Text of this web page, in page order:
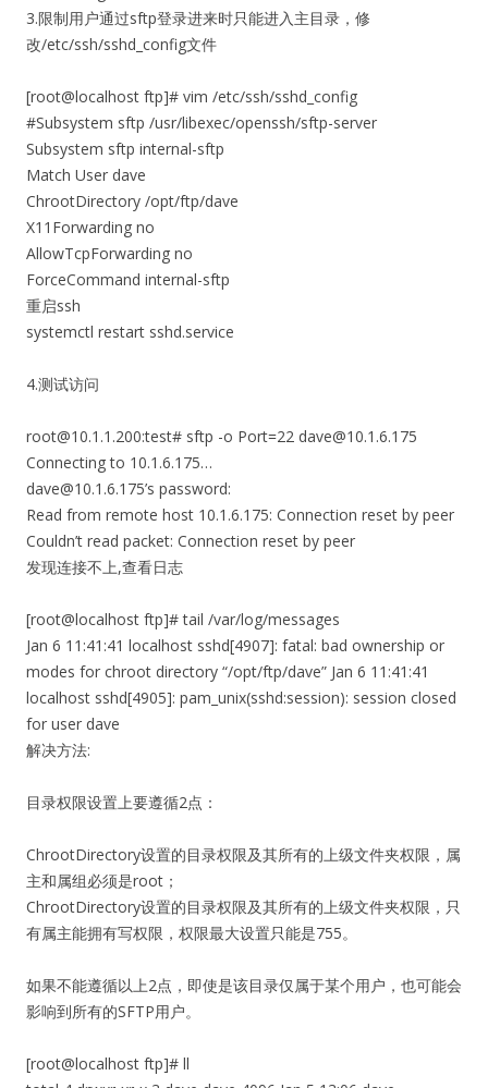
3.限制用户通过sftp登录进来时只能进入主目录，修
改/etc/ssh/sshd_config文件
[root@localhost ftp]# vim /etc/ssh/sshd_config
#Subsystem sftp /usr/libexec/openssh/sftp-server
Subsystem sftp internal-sftp
Match User dave
ChrootDirectory /opt/ftp/dave
X11Forwarding no
AllowTcpForwarding no
ForceCommand internal-sftp
重启ssh
systemctl restart sshd.service
4.测试访问
root@10.1.1.200:test# sftp -o Port=22 dave@10.1.6.175
Connecting to 10.1.6.175…
dave@10.1.6.175’s password:
Read from remote host 10.1.6.175: Connection reset by peer
Couldn’t read packet: Connection reset by peer
发现连接不上,查看日志
[root@localhost ftp]# tail /var/log/messages
Jan 6 11:41:41 localhost sshd[4907]: fatal: bad ownership or
modes for chroot directory “/opt/ftp/dave” Jan 6 11:41:41
localhost sshd[4905]: pam_unix(sshd:session): session closed
for user dave
解决方法:
目录权限设置上要遵循2点：
ChrootDirectory设置的目录权限及其所有的上级文件夹权限，属
主和属组必须是root；
ChrootDirectory设置的目录权限及其所有的上级文件夹权限，只
有属主能拥有写权限，权限最大设置只能是755。
如果不能遵循以上2点，即使是该目录仅属于某个用户，也可能会
影响到所有的SFTP用户。
[root@localhost ftp]# ll